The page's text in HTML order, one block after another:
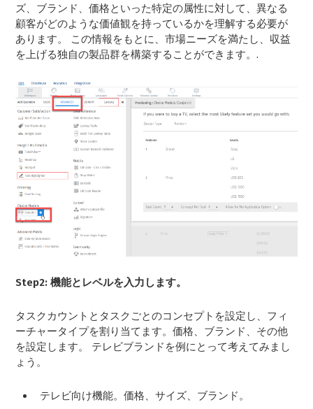
ズ、ブランド、価格といった特定の属性に対して、異なる
顧客がどのような価値観を持っているかを理解する必要が
あります。 この情報をもとに、市場ニーズを満たし、収益
を上げる独自の製品群を構築することができます。.
Step2: 機能とレベルを入力します。
タスクカウントとタスクごとのコンセプトを設定し、フィ
ーチャータイプを割り当てます。価格、ブランド、その他
を設定します。 テレビブランドを例にとって考えてみまし
ょう。
テレビ向け機能。価格、サイズ、ブランド。